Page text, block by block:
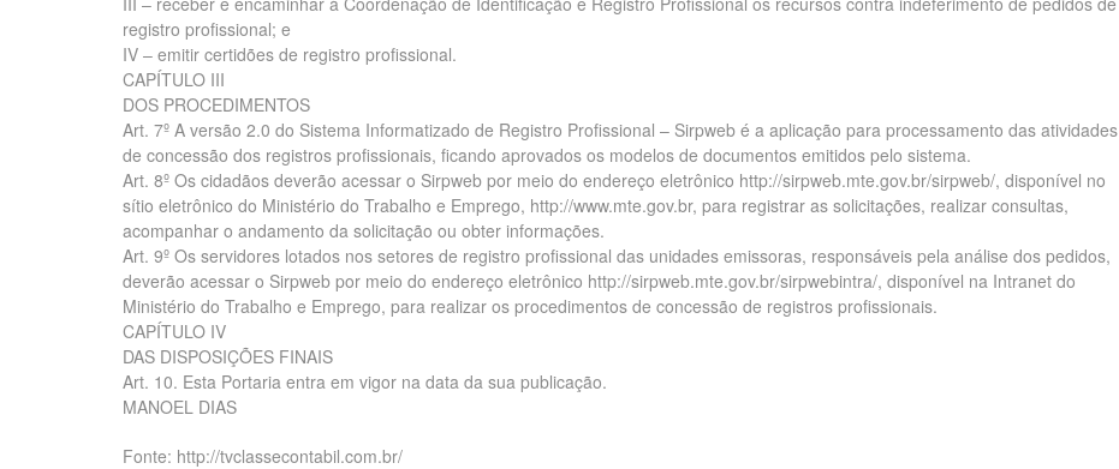
registro profissional; e
IV – emitir certidões de registro profissional.
CAPÍTULO III
DOS PROCEDIMENTOS
Art. 7º A versão 2.0 do Sistema Informatizado de Registro Profissional – Sirpweb é a aplicação para processamento das atividades
de concessão dos registros profissionais, ficando aprovados os modelos de documentos emitidos pelo sistema.
Art. 8º Os cidadãos deverão acessar o Sirpweb por meio do endereço eletrônico http://sirpweb.mte.gov.br/sirpweb/, disponível no
sítio eletrônico do Ministério do Trabalho e Emprego, http://www.mte.gov.br, para registrar as solicitações, realizar consultas,
acompanhar o andamento da solicitação ou obter informações.
Art. 9º Os servidores lotados nos setores de registro profissional das unidades emissoras, responsáveis pela análise dos pedidos,
deverão acessar o Sirpweb por meio do endereço eletrônico http://sirpweb.mte.gov.br/sirpwebintra/, disponível na Intranet do
Ministério do Trabalho e Emprego, para realizar os procedimentos de concessão de registros profissionais.
CAPÍTULO IV
DAS DISPOSIÇÕES FINAIS
Art. 10. Esta Portaria entra em vigor na data da sua publicação.
MANOEL DIAS
Fonte: http://tvclassecontabil.com.br/